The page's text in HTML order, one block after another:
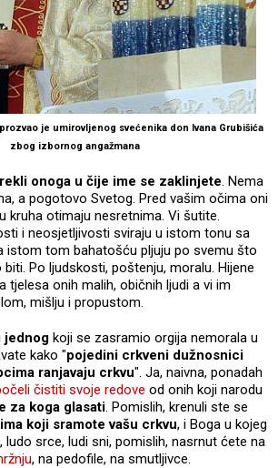
je umirovljenog svećenika don Ivana Grubišića
zbog izbornog angažmana
onoga u čije ime se zaklinjete. Nema
a pogotovo Svetog. Pred vašim očima oni
kruha otimaju nesretnima. Vi šutite.
i neosjetljivosti sviraju u istom tonu sa
istom tom bahatošću pljuju po svemu što
Po ljudskosti, poštenju, moralu. Hijene
tjelesa onih malih, običnih ljudi a vi im
mišlju i propustom.
jednog koji se zasramio orgija nemorala u
kako "pojedini crkveni dužnosnici
ranjavaju crkvu". Ja, naivna, ponadah
čistiti svoje redove od onih koji narodu
za koga glasati. Pomislih, krenuli ste se
koji sramote vašu crkvu, i Boga u kojeg
ludo srce, ludi sni, pomislih, nasrnut ćete na
, na pedofile, na smutljivce.